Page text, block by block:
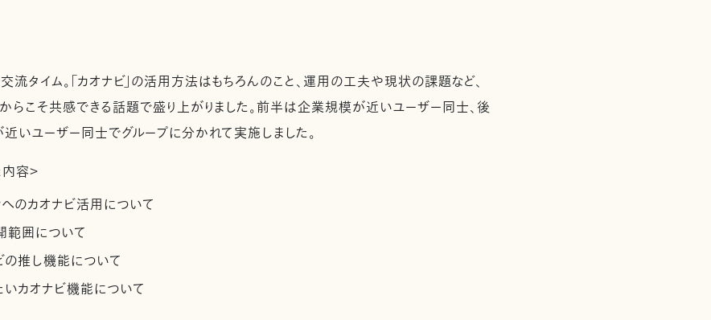
タイム。「カオナビ」の活用方法はもちろんのこと、運用の工夫や現状の課題など、
らこそ共感できる話題で盛り上がりました。前半は企業規模が近いユーザー同士、後
いユーザー同士でグループに分かれて実施しました。
容＞
のカオナビ活用について
範囲について
の推し機能について
カオナビ機能について